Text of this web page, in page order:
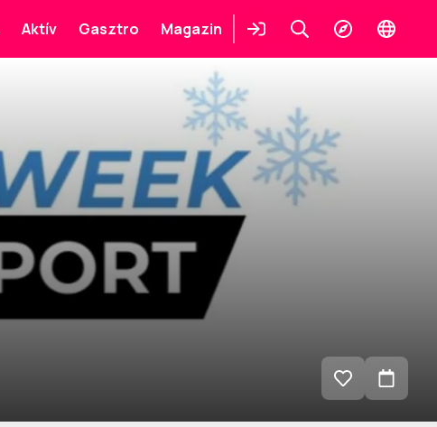
Aktív Gasztro Magazin
BelépésKeresésFelfedezés
Change